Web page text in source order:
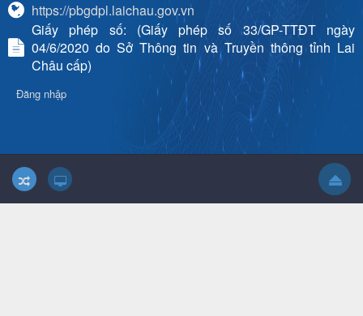
https://pbgdpl.laichau.gov.vn
Giấy phép số: (Giấy phép số 33/GP-TTĐT ngày
04/6/2020 do Sở Thông tin và Truyền thông tỉnh Lai
Châu cấp)
Đăng nhập